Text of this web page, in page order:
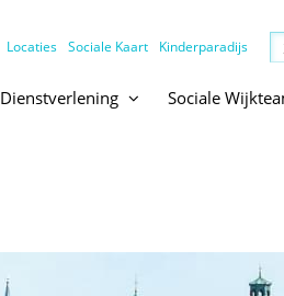
Locaties Sociale Kaart Kinderparadijs
Dienstverlening Sociale